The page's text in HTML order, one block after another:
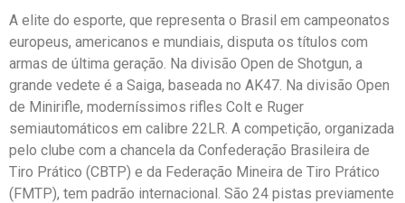
A elite do esporte, que representa o Brasil em campeonatos
europeus, americanos e mundiais, disputa os títulos com
armas de última geração. Na divisão Open de Shotgun, a
grande vedete é a Saiga, baseada no AK47. Na divisão Open
de Minirifle, moderníssimos rifles Colt e Ruger
semiautomáticos em calibre 22LR. A competição, organizada
pelo clube com a chancela da Confederação Brasileira de
Tiro Prático (CBTP) e da Federação Mineira de Tiro Prático
(FMTP), tem padrão internacional. São 24 pistas previamente